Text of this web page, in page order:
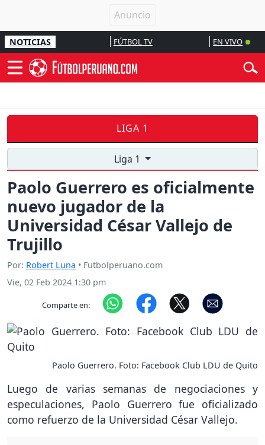
NOTICIAS FÚTBOL TV EN VIVO
LIGA 1
Liga 1
Paolo Guerrero es oficialmente
nuevo jugador de la
Universidad César Vallejo de
Trujillo
Por: Robert Luna • Futbolperuano.com
Vie, 02 Feb 2024 1:30 pm
Comparte en:
Paolo Guerrero. Foto: Facebook Club LDU de Quito
Luego de varias semanas de negociaciones y
especulaciones, Paolo Guerrero fue oficializado
como refuerzo de la Universidad César Vallejo.